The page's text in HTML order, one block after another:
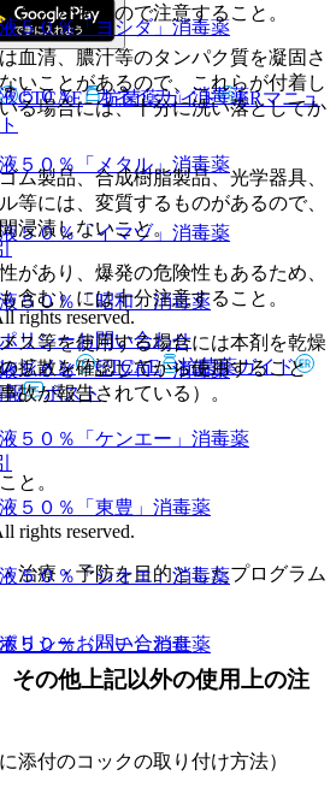
５０％「ヨシダ」消毒薬
５０％「カネイチ」消毒薬
５０％「メタル」 消毒薬
５０％「イマヅ」 消毒薬
５０％「昭和」消毒薬
５０％「ニプロ」消毒薬
５０％「ケンエー」 消毒薬
５０％「東豊」 消毒薬
５０％「シオエ」消毒薬
５０％〈ハチ〉消毒薬
ことがあるので注意すること。
血清、膿汁等のタンパク質を凝固さ
いことがあるので、これらが付着し
る場合には、十分に洗い落としてか
製品、合成樹脂製品、光学器具、
等には、変質するものがあるので、
浸漬しないこと。
あり、爆発の危険性もあるため、
含む）には十分注意すること。
ス等を使用する場合には本剤を乾燥
拡散を確認してから使用すること
故が報告されている）。
と。
その他上記以外の使用上の注
添付のコックの取り付け方法）
CTCAE 抗菌薬ガイド
ERマニュ
rights reserved.
リシーお問い合わせ
レジメン CTCAE
抗菌薬ガイド
報 ポスト
rights reserved.
治療・予防を目的としたプログラム
リシーお問い合わせ